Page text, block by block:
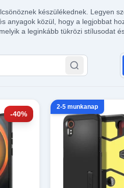
készülékednek. Legyen
közül, hogy a legjobbat
a leginkább tükrözi stílusodat
-40%
2-5 munkanap